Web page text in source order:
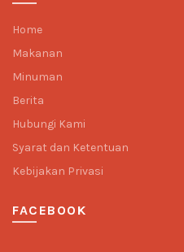
Home
Makanan
Minuman
Berita
Hubungi Kami
Syarat dan Ketentuan
Kebijakan Privasi
FACEBOOK